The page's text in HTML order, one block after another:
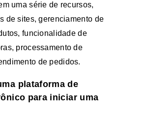
uma série de recursos,
de sites, gerenciamento de
funcionalidade de
processamento de
de pedidos.
plataforma de
para iniciar uma